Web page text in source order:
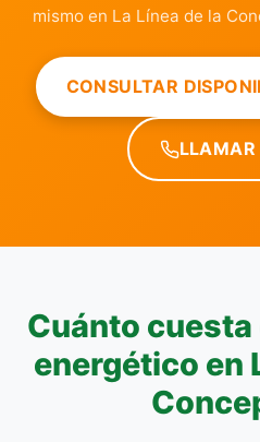
mismo en La Línea de la
CONSULTAR
LLAMAR
Cuánto
energético en